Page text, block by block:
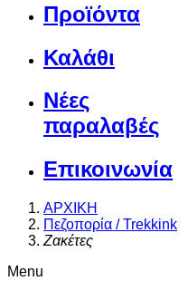
Προϊόντα
Καλάθι
Νέες
παραλαβές
Επικοινωνία
ΑΡΧΙΚΗ
Πεζοπορία / Trekkink
Ζακέτες
Menu